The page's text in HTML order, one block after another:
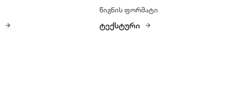
წიგნის ფორმატი
ტექსტური